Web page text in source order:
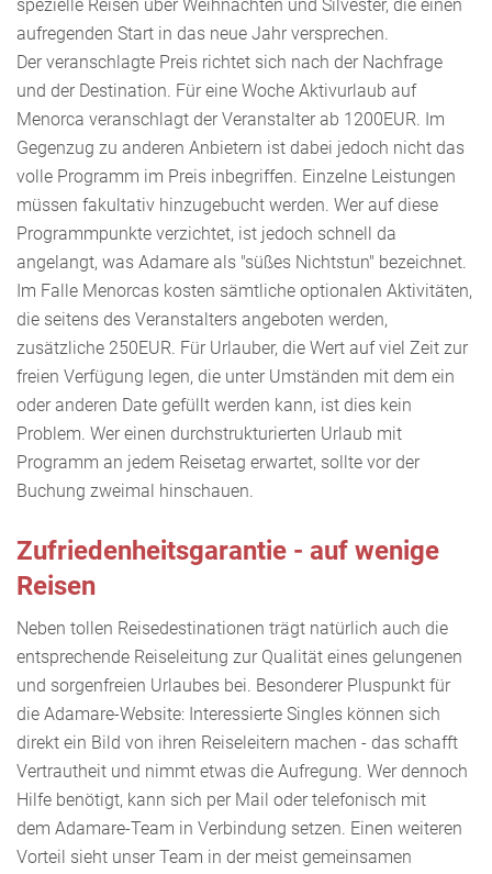
spezielle Reisen über Weihnachten und Silvester, die einen
aufregenden Start in das neue Jahr versprechen.
Der veranschlagte Preis richtet sich nach der Nachfrage
und der Destination. Für eine Woche Aktivurlaub auf
Menorca veranschlagt der Veranstalter ab 1200EUR. Im
Gegenzug zu anderen Anbietern ist dabei jedoch nicht das
volle Programm im Preis inbegriffen. Einzelne Leistungen
müssen fakultativ hinzugebucht werden. Wer auf diese
Programmpunkte verzichtet, ist jedoch schnell da
angelangt, was Adamare als "süßes Nichtstun" bezeichnet.
Im Falle Menorcas kosten sämtliche optionalen Aktivitäten,
die seitens des Veranstalters angeboten werden,
zusätzliche 250EUR. Für Urlauber, die Wert auf viel Zeit zur
freien Verfügung legen, die unter Umständen mit dem ein
oder anderen Date gefüllt werden kann, ist dies kein
Problem. Wer einen durchstrukturierten Urlaub mit
Programm an jedem Reisetag erwartet, sollte vor der
Buchung zweimal hinschauen.
Zufriedenheitsgarantie - auf wenige
Reisen
Neben tollen Reisedestinationen trägt natürlich auch die
entsprechende Reiseleitung zur Qualität eines gelungenen
und sorgenfreien Urlaubes bei. Besonderer Pluspunkt für
die Adamare-Website: Interessierte Singles können sich
direkt ein Bild von ihren Reiseleitern machen - das schafft
Vertrautheit und nimmt etwas die Aufregung. Wer dennoch
Hilfe benötigt, kann sich per Mail oder telefonisch mit
dem Adamare-Team in Verbindung setzen. Einen weiteren
Vorteil sieht unser Team in der meist gemeinsamen